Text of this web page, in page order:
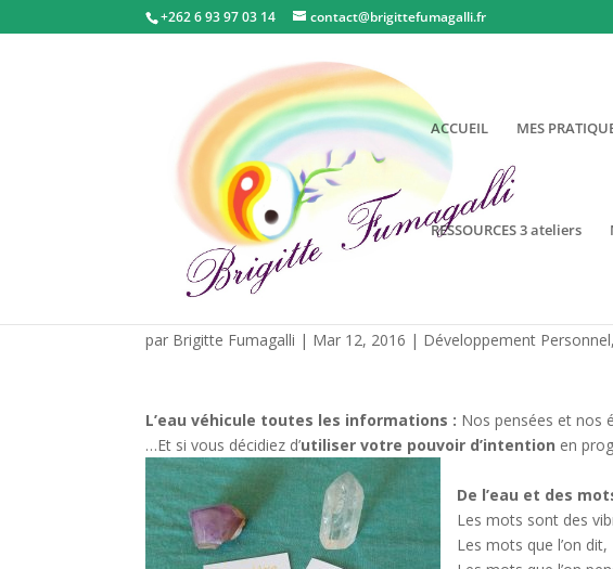
+262 6 93 97 03 14 contact@brigittefumagalli.fr
ACCUEIL MES
RESSOURCES 3 ateliers
De l’eau et des mots.
par Brigitte Fumagalli | Mar 12, 2016 | Développement Personnel,
L’eau véhicule toutes les informations : Nos pensées et nos
…Et si vous décidiez d’utiliser votre pouvoir d’intention en
De l’eau et des
Les mots sont des
Les mots que l’on dit,